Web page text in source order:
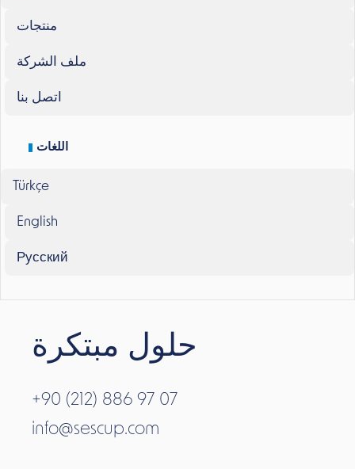
منتجات
ملف الشركة
اتصل بنا
اللغات
Türkçe
English
Русский
حلول مبتكرة
+90 (212) 886 97 07
info@sescup.com